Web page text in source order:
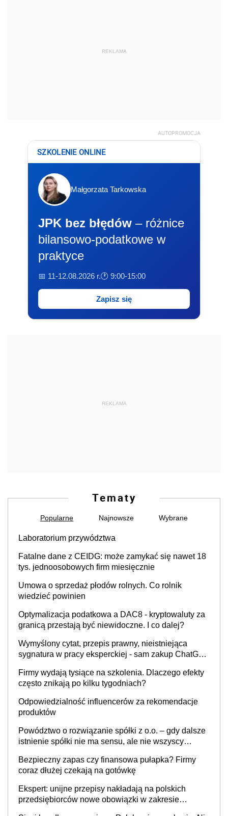
REKLAMA
AUTOPROMOCJA
SZKOLENIE ONLINE
Małgorzata Tarkowska
JPK bez błędów – różnice
bilansowo-podatkowe w
praktyce
📅 11-12.08.2026 r.🕐 9:00-15:00
Zapisz się
REKLAMA
Tematy
Popularne Najnowsze Wybrane
Laboratorium przywództwa
Fatalne dane z CEIDG: może zamykać się nawet 18
tys. jednoosobowych firm miesięcznie
Umowa o sprzedaż płodów rolnych. Co rolnik
wiedzieć powinien
Optymalizacja podatkowa a DAC8 - kryptowaluty za
granicą przestają być niewidoczne. I co dalej?
Wymyślony cytat, przepis prawny, nieistniejąca
sygnatura w pracy eksperckiej - sam zakup ChatGPT
Firmy wydają tysiące na szkolenia. Dlaczego efekty
często znikają po kilku tygodniach?
Odpowiedzialność influencerów za rekomendacje
produktów
Powództwo o rozwiązanie spółki z o.o. – gdy dalsze
istnienie spółki nie ma sensu, ale nie wszyscy
Bezpieczny zapas czy finansowa pułapka? Firmy
coraz dłużej czekają na gotówkę
Ekspert: unijne przepisy nakładają na polskich
przedsiębiorców nowe obowiązki w zakresie